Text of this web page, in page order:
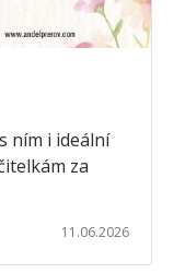
ním i ideální
za
11.06.2026